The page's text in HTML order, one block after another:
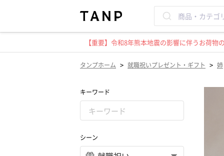
【重要】令和8年熊本地震の影響に伴うお荷
タンプホーム > 就職祝いプレゼント・ギフト > 姉
キーワード
シーン